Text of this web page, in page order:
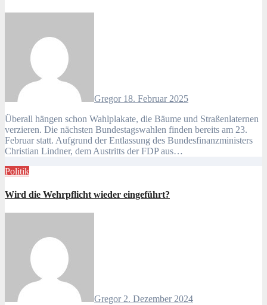
Gregor 18. Februar 2025
Überall hängen schon Wahlplakate, die Bäume und Straßenlaternen
verzieren. Die nächsten Bundestagswahlen finden bereits am 23.
Februar statt. Aufgrund der Entlassung des Bundesfinanzministers
Christian Lindner, dem Austritts der FDP aus…
Politik
Wird die Wehrpflicht wieder eingeführt?
Gregor 2. Dezember 2024